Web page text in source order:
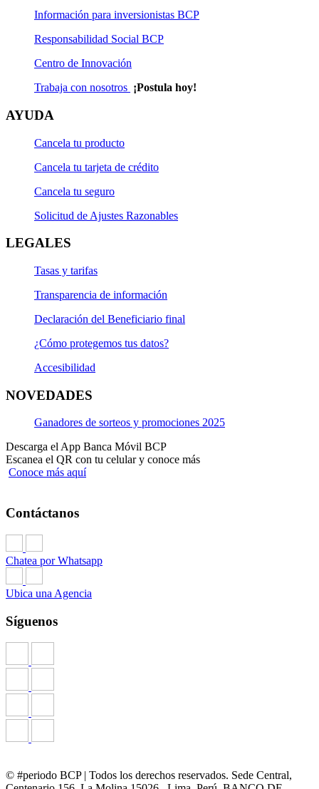
Información para inversionistas BCP
Responsabilidad Social BCP
Centro de Innovación
Trabaja con nosotros ¡Postula hoy!
AYUDA
Cancela tu producto
Cancela tu tarjeta de crédito
Cancela tu seguro
Solicitud de Ajustes Razonables
LEGALES
Tasas y tarifas
Transparencia de información
Declaración del Beneficiario final
¿Cómo protegemos tus datos?
Accesibilidad
NOVEDADES
Ganadores de sorteos y promociones 2025
Descarga el App Banca Móvil BCP
Escanea el QR con tu celular y conoce más
Conoce más aquí
Contáctanos
Chatea por Whatsapp
Ubica una Agencia
Síguenos
© #periodo BCP | Todos los derechos reservados. Sede Central,